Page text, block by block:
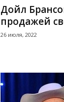
Дойл
продажей
26 июля, 2022